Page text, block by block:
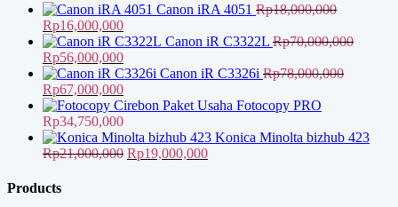
Canon iRA 4051 Rp18,000,000
Harga
aslinya
adalah:
Rp18,000,000.
Rp16,000,000Harga
saat
ini
adalah:
Rp16,000,000.
Canon iR C3322L Rp70,000,000
Harga
aslinya
adalah:
Rp70,000,000.
Rp56,000,000Harga
saat
ini
adalah:
Rp56,000,000.
Canon iR C3326i Rp78,000,000
Harga
aslinya
adalah:
Rp78,000,000.
Rp67,000,000Harga
saat
ini
adalah:
Rp67,000,000.
Paket Usaha Fotocopy PRO
Rp34,750,000
Konica Minolta bizhub 423
Rp21,000,000 Harga
Rp19,000,000Harga
Products